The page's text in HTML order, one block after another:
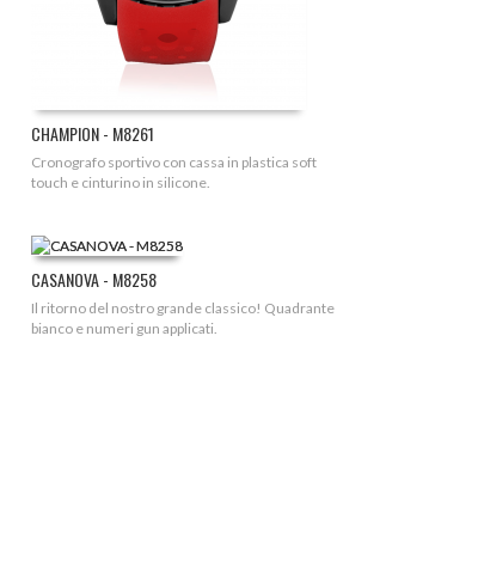
CHAMPION - M8261
Cronografo sportivo con cassa in plastica soft
touch e cinturino in silicone.
CASANOVA - M8258
Il ritorno del nostro grande classico! Quadrante
bianco e numeri gun applicati.